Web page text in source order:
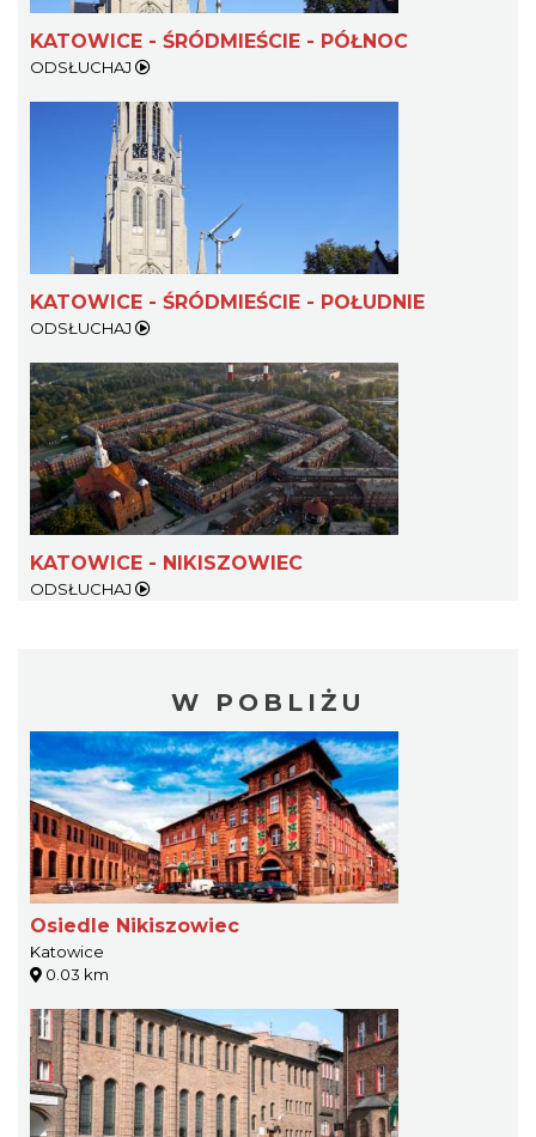
KATOWICE - ŚRÓDMIEŚCIE - PÓŁNOC
ODSŁUCHAJ
KATOWICE - ŚRÓDMIEŚCIE - POŁUDNIE
ODSŁUCHAJ
KATOWICE - NIKISZOWIEC
ODSŁUCHAJ
W POBLIŻU
Osiedle Nikiszowiec
Katowice
0.03 km